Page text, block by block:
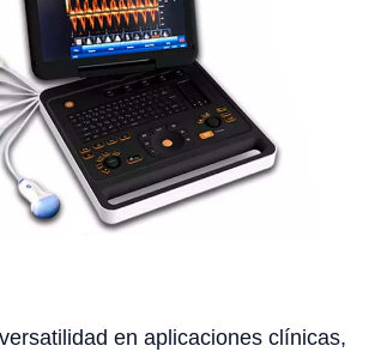
en aplicaciones clínicas,